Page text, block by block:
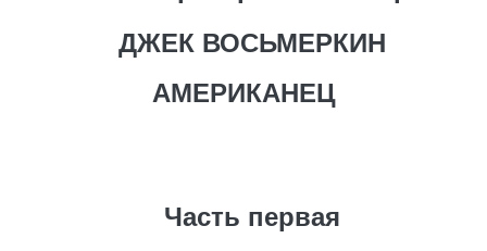
ДЖЕК ВОСЬМЕРКИН
АМЕРИКАНЕЦ
Часть первая